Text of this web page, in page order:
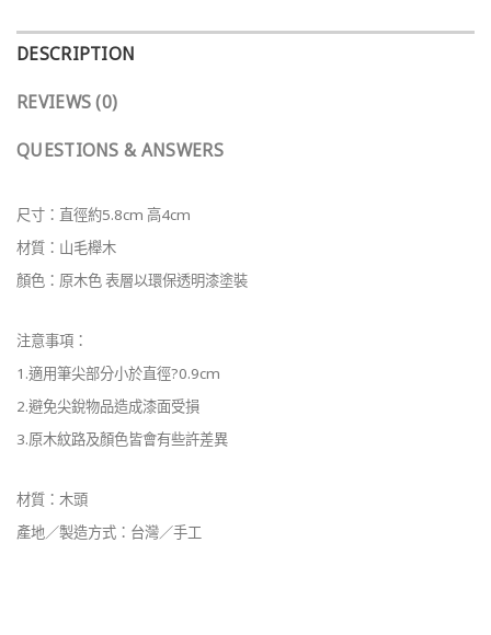
DESCRIPTION
REVIEWS (0)
QUESTIONS & ANSWERS
尺寸：直徑約5.8cm 高4cm
材質：山毛櫸木
顏色：原木色 表層以環保透明漆塗裝
注意事項：
1.適用筆尖部分小於直徑?0.9cm
2.避免尖銳物品造成漆面受損
3.原木紋路及顏色皆會有些許差異
材質：木頭
產地／製造方式：台灣／手工